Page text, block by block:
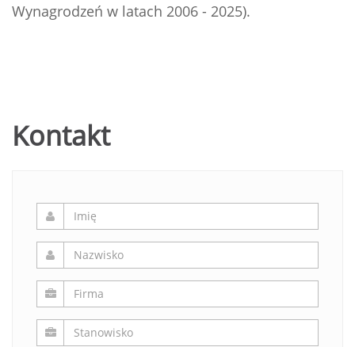
Wynagrodzeń w latach 2006 - 2025).
Kontakt